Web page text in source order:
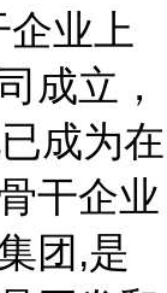
业上
成立，
成为在
干企业
团,是